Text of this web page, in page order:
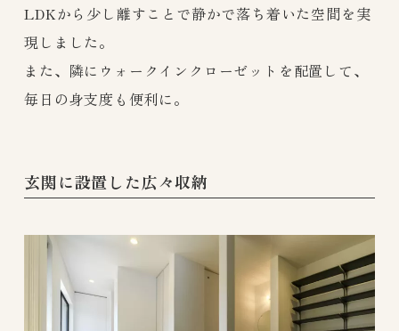
LDKから少し離すことで静かで落ち着いた空間を実
現しました。
また、隣にウォークインクローゼットを配置して、
毎日の身支度も便利に。
玄関に設置した広々収納